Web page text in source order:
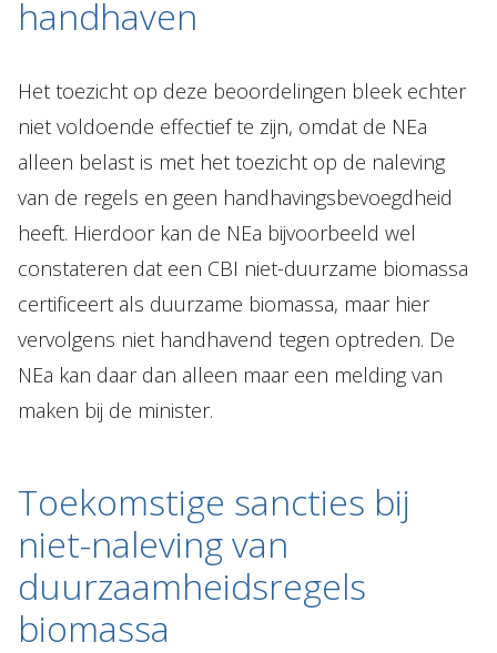
handhaven
Het toezicht op deze beoordelingen bleek echter
niet voldoende effectief te zijn, omdat de NEa
alleen belast is met het toezicht op de naleving
van de regels en geen handhavingsbevoegdheid
heeft. Hierdoor kan de NEa bijvoorbeeld wel
constateren dat een CBI niet-duurzame biomassa
certificeert als duurzame biomassa, maar hier
vervolgens niet handhavend tegen optreden. De
NEa kan daar dan alleen maar een melding van
maken bij de minister.
Toekomstige sancties bij
niet-naleving van
duurzaamheidsregels
biomassa